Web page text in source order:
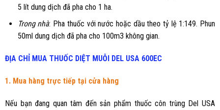
5 lít dung dịch đã pha cho 1 ha.
Trong nhà: Pha thuốc với nước hoặc dầu theo tỷ lệ 1:149. Phun
50ml dung dịch đã pha cho 100m3 không gian.
ĐỊA CHỈ MUA THUỐC DIỆT MUỖI DEL USA 600EC
1. Mua hàng trực tiếp tại cửa hàng
Nếu bạn đang quan tâm đến sản phẩm thuốc côn trùng Del USA